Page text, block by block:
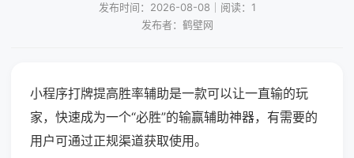
发布时间：2026-08-08｜阅读：1
发布者：鹤壁网
小程序打牌提高胜率辅助是一款可以让一直输的玩
家，快速成为一个“必胜”的输赢辅助神器，有需要的
用户可通过正规渠道获取使用。